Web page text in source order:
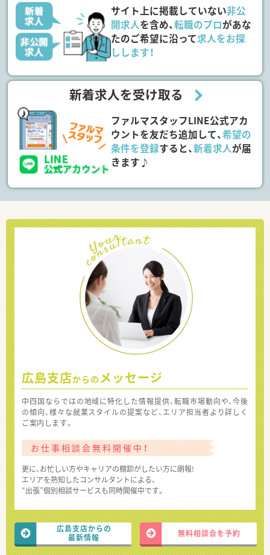
サイト上に掲載していない非公
開求人を含め、転職のプロがあな
たのご希望に沿って求人をお探
しします！
新着求人を受け取る
ファルマスタッフLINE公式アカ
ウントを友だち追加して、希望の
条件を登録すると、新着求人が届
きます♪
広島支店からの メッセージ
中四国ならではの地域に特化した情報提供、転職市場動向や、今後
の傾向、様々な就業スタイルの提案など、エリア担当者より詳しく
ご案内します。
お仕事相談会無料開催中！
更に、お忙しい方やキャリアの棚卸がしたい方に朗報!
エリアを熟知したコンサルタントによる、
“出張”個別相談サービスも同時開催中です。
広島支店からの
最新情報
無料相談会を予約